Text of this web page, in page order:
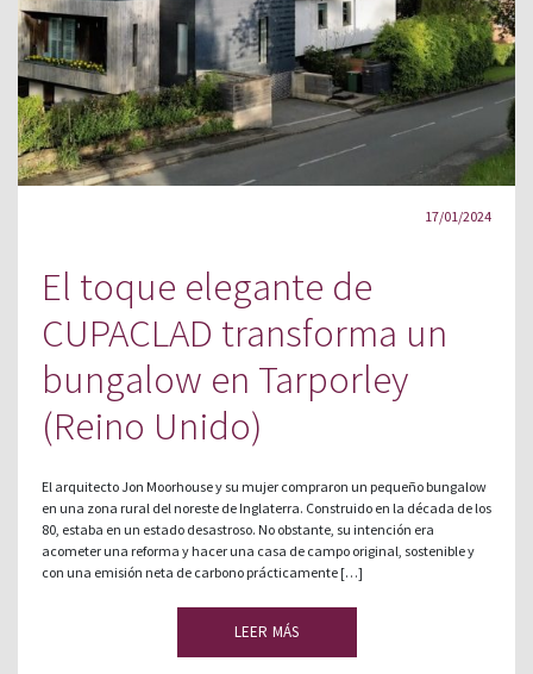
17/01/2024
El toque elegante de
CUPACLAD transforma un
bungalow en Tarporley
(Reino Unido)
El arquitecto Jon Moorhouse y su mujer compraron un pequeño bungalow
en una zona rural del noreste de Inglaterra. Construido en la década de los
80, estaba en un estado desastroso. No obstante, su intención era
acometer una reforma y hacer una casa de campo original, sostenible y
con una emisión neta de carbono prácticamente […]
LEER MÁS